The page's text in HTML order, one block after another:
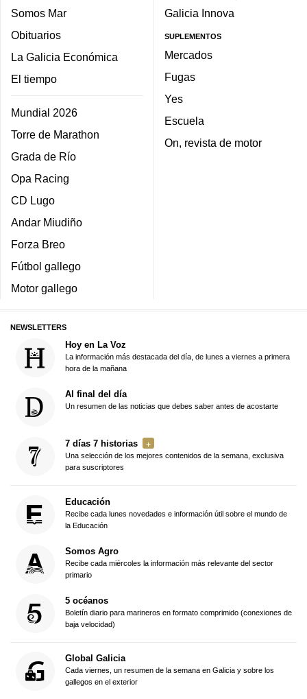
Somos Mar
Obituarios
La Galicia Económica
El tiempo
Mundial 2026
Torre de Marathon
Grada de Río
Opa Racing
CD Lugo
Andar Miudiño
Forza Breo
Fútbol gallego
Motor gallego
Galicia Innova
SUPLEMENTOS
Mercados
Fugas
Yes
Escuela
On, revista de motor
NEWSLETTERS
Hoy en La Voz
La información más destacada del día, de lunes a viernes a primera
hora de la mañana
Al final del día
Un resumen de las noticias que debes saber antes de acostarte
7 días 7 historias
Una selección de los mejores contenidos de la semana, exclusiva
para suscriptores
Educación
Recibe cada lunes novedades e información útil sobre el mundo de
la Educación
Somos Agro
Recibe cada miércoles la información más relevante del sector
primario
5 océanos
Boletín diario para marineros en formato comprimido (conexiones de
baja velocidad)
Global Galicia
Cada viernes, un resumen de la semana en Galicia y sobre los
gallegos en el exterior